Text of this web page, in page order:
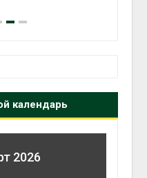
календарь
2026